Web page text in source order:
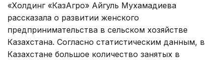
«Холдинг «КазАгро» Айгуль Мухамадиева
рассказала о развитии женского
предпринимательства в сельском хозяйстве
Казахстана. Согласно статистическим данным, в
Казахстане большое количество занятых в